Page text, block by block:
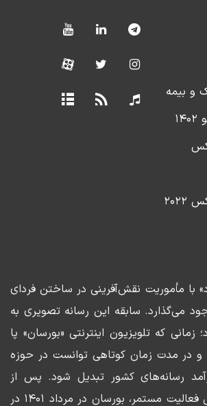
و بیمه
با مأموریت نقش‌آفرینی در ساختن فردای
می‌گذارد. سابقه این رسانه تصویری به
زمانی که تلویزیون اینترنتی «بورسان» پا
و در مدت زمان کوتاهی توانست در حوزه
رسانه‌های کشور تبدیل شود. پس از
حدود دو و نیم سال فعالیت مستمر، بورسان در مرداد ۱۴۰۱ در